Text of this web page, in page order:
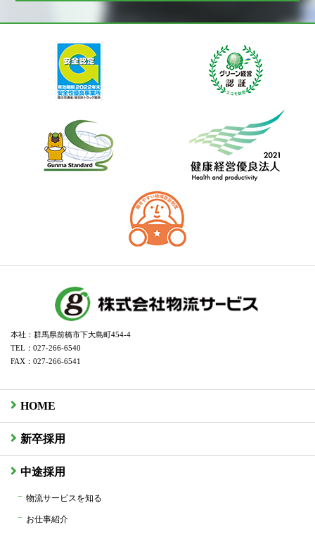
本社：群馬県前橋市下大島町454-4
TEL：027-266-6540
FAX：027-266-6541
HOME
新卒採用
中途採用
物流サービスを知る
お仕事紹介